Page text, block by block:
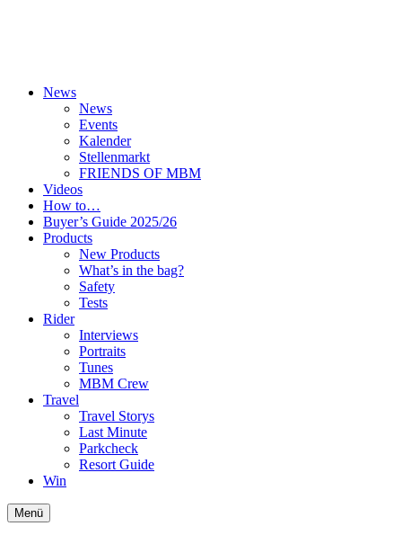
News
News
Events
Kalender
Stellenmarkt
FRIENDS OF MBM
Videos
How to…
Buyer’s Guide 2025/26
Products
New Products
What’s in the bag?
Safety
Tests
Rider
Interviews
Portraits
Tunes
MBM Crew
Travel
Travel Storys
Last Minute
Parkcheck
Resort Guide
Win
Menü